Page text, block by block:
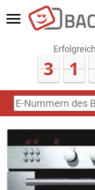
3 1
E-
Nummern
Zubehörs
(keine
Sonderzeichen)